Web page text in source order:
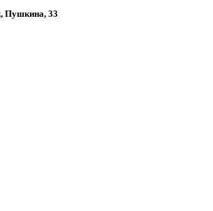
Пушкина, 33